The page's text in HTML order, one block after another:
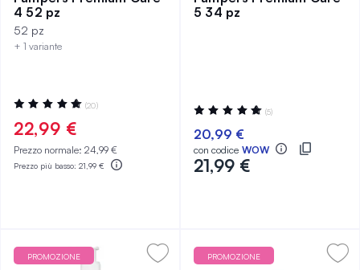
4 52 pz
52 pz
+ 1 variante
Valutazione:
98%
(20)
22,99 €
Prezzo normale: 24,99 €
Prezzo più basso: 21,99 €
5 34 pz
Valutazione:
100%
(5)
20,99 €
con codice WOW
21,99 €
PROMOZIONE PROMOZIONE